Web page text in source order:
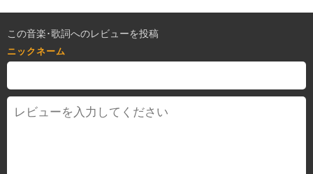
この音楽･歌詞へのレビューを投稿
ニックネーム